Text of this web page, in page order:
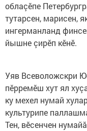
облаçӗпе
тутарсен, марисен,
ингерманланд
йышне çирӗп кӗнӗ.
Уяв Всеволожскри
пӗрремӗш хут ял
ку мехел нумай
культурипе
Тен, вӗсенчен